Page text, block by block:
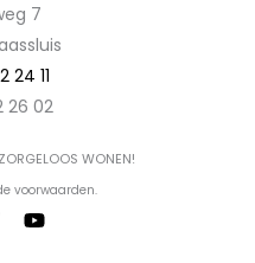
7
24 11
26 02
WONEN!
voorwaarden.